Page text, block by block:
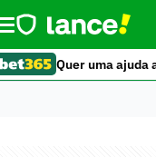
Quer uma ajuda